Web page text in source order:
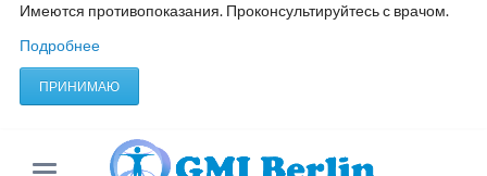
Имеются противопоказания. Проконсультируйтесь с врачом.
Подробнее
ПРИНИМАЮ